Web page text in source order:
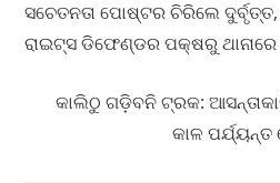
ସଚେତନତା ପୋଷ୍ଟର ଚିରିଲେ
ରାଇଟ୍ସ ଡିଫେଣ୍ଡର ପକ୍ଷରୁ
କାଲିଠୁ ଗଡ଼ିବନି ଟ୍ରକ:
କାଳ